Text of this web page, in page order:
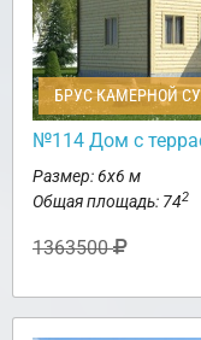
БРУС КАМЕРНОЙ
№114 Дом с
Размер: 6х6 м
Общая площадь: 742
1363500